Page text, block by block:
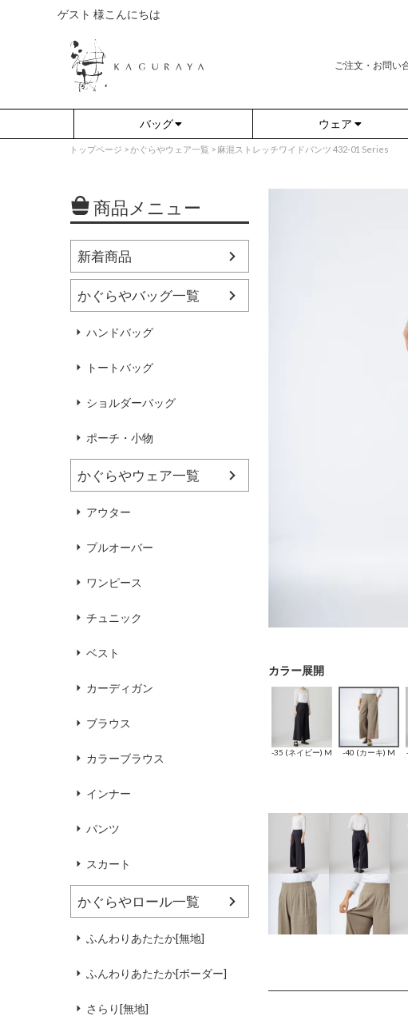
ゲスト 様こんにちは
ご注文・お問い
バッグ
ハンドバッグ ト
ウェア
アウター
ブラウス
さらり（無地）
（綿80%、ポリエステル15%、
さらり（ボーダー）
ナ
麻（無地）
麻12%、ラミー12%、
ネ
トップページ かぐらやウェア一覧 麻混ストレッチワイドパンツ 432-01 Series
商品メニュー
新着商品
かぐらやバッグ一覧
ハンドバッグ
トートバッグ
ショルダーバッグ
ポーチ・小物
かぐらやウェア一覧
アウター
プルオーバー
ワンピース
チュニック
ベスト
カーディガン
ブラウス
カラーブラウス
インナー
パンツ
スカート
かぐらやロール一覧
ふんわりあたたか[無地]
ふんわりあたたか[ボーダー]
さらり[無地]
-35 (ネイビー) M -40 (カーキ) M